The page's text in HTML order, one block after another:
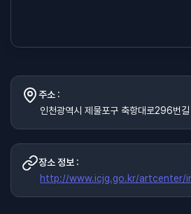
주소 :
인천광역시 제물포구 축항대로296번
장소 정보 :
http://www.icjg.go.kr/artcenter/